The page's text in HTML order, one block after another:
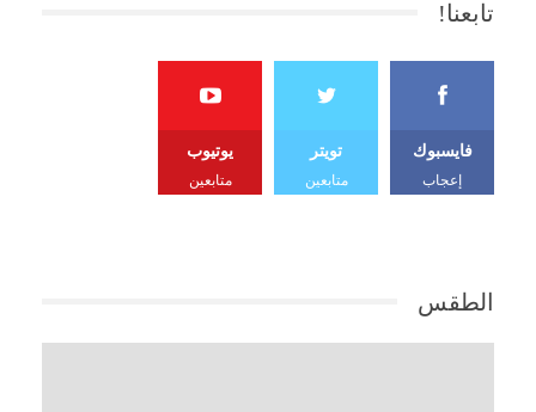
تابعنا!
فايسبوك
إعجاب
تويتر
متابعين
يوتيوب
متابعين
الطقس